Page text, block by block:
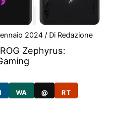
2024/ Di Redazione
Zephyrus:
WA @ RT